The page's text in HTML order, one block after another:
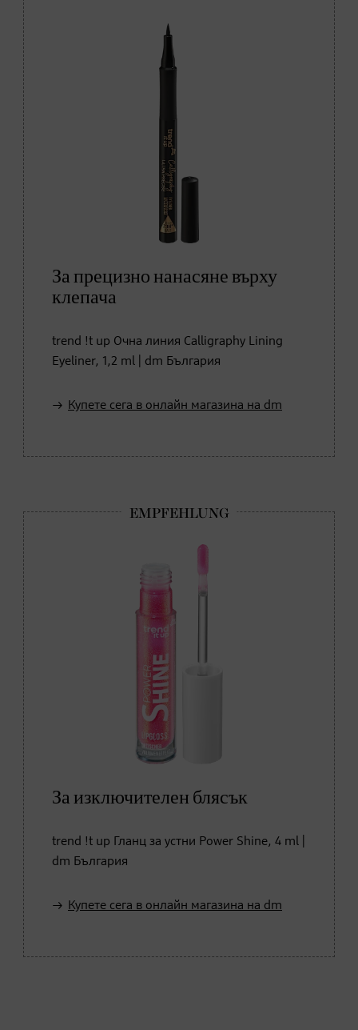
За прецизно нанасяне върху
клепача
trend !t up Очна линия Calligraphy Lining
Eyeliner, 1,2 ml | dm България
Купете сега в онлайн магазина на dm
За изключителен блясък
trend !t up Гланц за устни Power Shine, 4 ml |
dm България
Купете сега в онлайн магазина на dm